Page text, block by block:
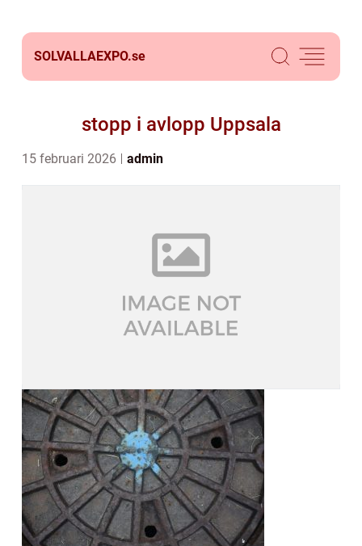
SOLVALLAEXPO.se
stopp i avlopp Uppsala
15 februari 2026 admin